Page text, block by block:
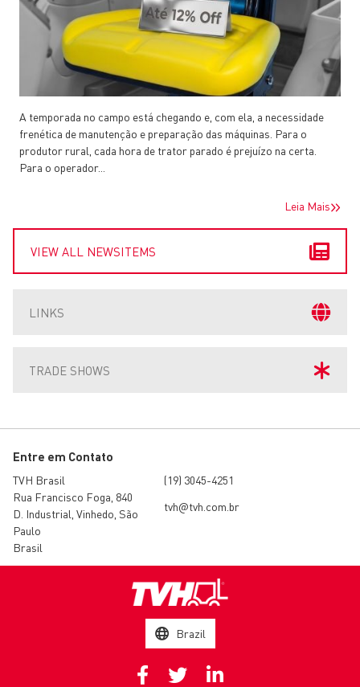
A temporada no campo está chegando e, com ela, a necessidade
frenética de manutenção e preparação das máquinas. Para o
produtor rural, cada hora de trator parado é prejuízo na certa.
Para o operador...
Leia Mais
VIEW ALL NEWSITEMS
LINKS
TRADE SHOWS
Entre em Contato
TVH Brasil
Rua Francisco Foga, 840
D. Industrial, Vinhedo, São
Paulo
Brasil
(19) 3045-4251
tvh@tvh.com.br
Brazil